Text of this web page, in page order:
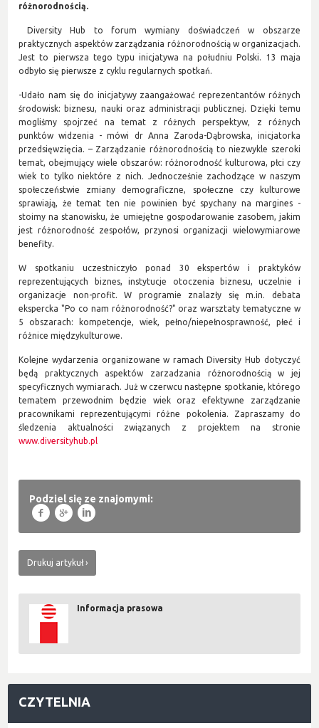
różnorodnością.
Diversity Hub to forum wymiany doświadczeń w obszarze
praktycznych aspektów zarządzania różnorodnością w organizacjach.
Jest to pierwsza tego typu inicjatywa na południu Polski. 13 maja
odbyło się pierwsze z cyklu regularnych spotkań.
-Udało nam się do inicjatywy zaangażować reprezentantów różnych
środowisk: biznesu, nauki oraz administracji publicznej. Dzięki temu
mogliśmy spojrzeć na temat z różnych perspektyw, z różnych
punktów widzenia - mówi dr Anna Zaroda-Dąbrowska, inicjatorka
przedsięwzięcia. – Zarządzanie różnorodnością to niezwykle szeroki
temat, obejmujący wiele obszarów: różnorodność kulturowa, płci czy
wiek to tylko niektóre z nich. Jednocześnie zachodzące w naszym
społeczeństwie zmiany demograficzne, społeczne czy kulturowe
sprawiają, że temat ten nie powinien być spychany na margines -
stoimy na stanowisku, że umiejętne gospodarowanie zasobem, jakim
jest różnorodność zespołów, przynosi organizacji wielowymiarowe
benefity.
W spotkaniu uczestniczyło ponad 30 ekspertów i praktyków
reprezentujących biznes, instytucje otoczenia biznesu, uczelnie i
organizacje non-profit. W programie znalazły się m.in. debata
ekspercka "Po co nam różnorodność?" oraz warsztaty tematyczne w
5 obszarach: kompetencje, wiek, pełno/niepełnosprawność, płeć i
różnice międzykulturowe.
Kolejne wydarzenia organizowane w ramach Diversity Hub dotyczyć
będą praktycznych aspektów zarzadzania różnorodnością w jej
specyficznych wymiarach. Już w czerwcu następne spotkanie, którego
tematem przewodnim będzie wiek oraz efektywne zarządzanie
pracownikami reprezentującymi różne pokolenia. Zapraszamy do
śledzenia aktualności związanych z projektem na stronie
www.diversityhub.pl
Podziel się ze znajomymi:
f g l
Drukuj artykuł
Informacja prasowa
CZYTELNIA